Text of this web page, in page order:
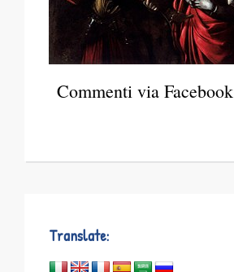
Commenti via Facebook
Translate: